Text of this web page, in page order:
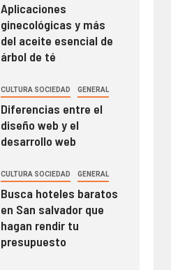
Aplicaciones
ginecológicas y más
del aceite esencial de
árbol de té
CULTURA SOCIEDAD GENERAL
Diferencias entre el
diseño web y el
desarrollo web
CULTURA SOCIEDAD GENERAL
Busca hoteles baratos
en San salvador que
hagan rendir tu
presupuesto